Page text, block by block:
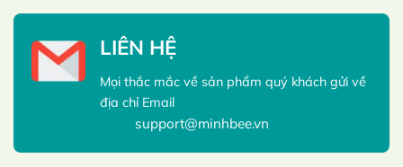
LIÊN HỆ
Mọi thắc mắc về sản phẩm quý khách gửi về
địa chỉ Email
support@minhbee.vn